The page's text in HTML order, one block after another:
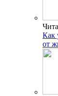
Как
от